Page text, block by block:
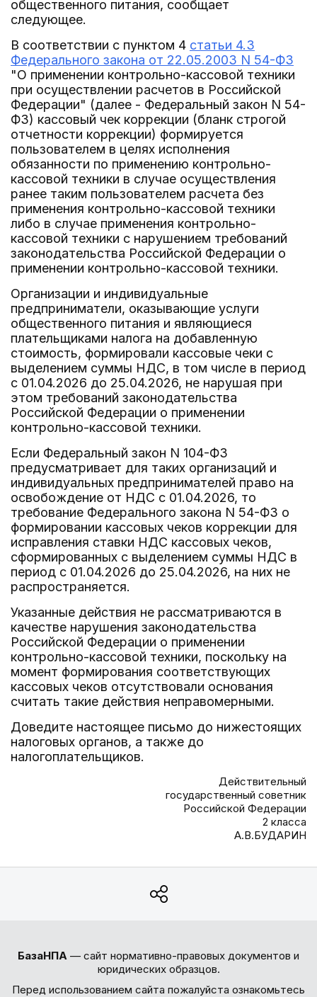
общественного питания, сообщает
следующее.
В соответствии с пунктом 4 статьи 4.3
Федерального закона от 22.05.2003 N 54-ФЗ
"О применении контрольно-кассовой техники
при осуществлении расчетов в Российской
Федерации" (далее - Федеральный закон N 54-
ФЗ) кассовый чек коррекции (бланк строгой
отчетности коррекции) формируется
пользователем в целях исполнения
обязанности по применению контрольно-
кассовой техники в случае осуществления
ранее таким пользователем расчета без
применения контрольно-кассовой техники
либо в случае применения контрольно-
кассовой техники с нарушением требований
законодательства Российской Федерации о
применении контрольно-кассовой техники.
Организации и индивидуальные
предприниматели, оказывающие услуги
общественного питания и являющиеся
плательщиками налога на добавленную
стоимость, формировали кассовые чеки с
выделением суммы НДС, в том числе в период
с 01.04.2026 до 25.04.2026, не нарушая при
этом требований законодательства
Российской Федерации о применении
контрольно-кассовой техники.
Если Федеральный закон N 104-ФЗ
предусматривает для таких организаций и
индивидуальных предпринимателей право на
освобождение от НДС с 01.04.2026, то
требование Федерального закона N 54-ФЗ о
формировании кассовых чеков коррекции для
исправления ставки НДС кассовых чеков,
сформированных с выделением суммы НДС в
период с 01.04.2026 до 25.04.2026, на них не
распространяется.
Указанные действия не рассматриваются в
качестве нарушения законодательства
Российской Федерации о применении
контрольно-кассовой техники, поскольку на
момент формирования соответствующих
кассовых чеков отсутствовали основания
считать такие действия неправомерными.
Доведите настоящее письмо до нижестоящих
налоговых органов, а также до
налогоплательщиков.
Действительный
государственный советник
Российской Федерации
2 класса
А.В.БУДАРИН
БазаНПА — сайт нормативно-правовых документов и
юридических образцов.
Перед использованием сайта пожалуйста ознакомьтесь